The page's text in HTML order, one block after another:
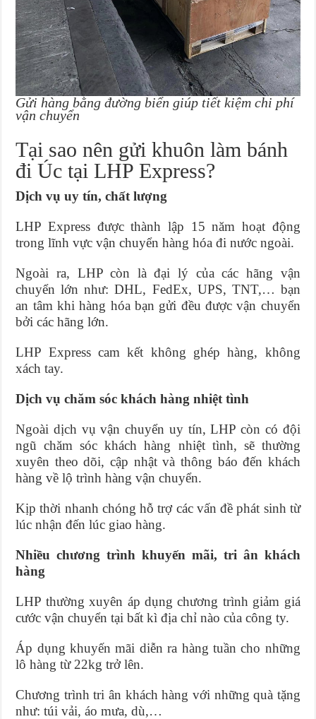
Gửi hàng bằng đường biển giúp tiết kiệm chi phí
vận chuyển
Tại sao nên gửi khuôn làm bánh
đi Úc tại LHP Express?
Dịch vụ uy tín, chất lượng
LHP Express được thành lập 15 năm hoạt động
trong lĩnh vực vận chuyển hàng hóa đi nước ngoài.
Ngoài ra, LHP còn là đại lý của các hãng vận
chuyển lớn như: DHL, FedEx, UPS, TNT,… bạn
an tâm khi hàng hóa bạn gửi đều được vận chuyển
bởi các hãng lớn.
LHP Express cam kết không ghép hàng, không
xách tay.
Dịch vụ chăm sóc khách hàng nhiệt tình
Ngoài dịch vụ vận chuyển uy tín, LHP còn có đội
ngũ chăm sóc khách hàng nhiệt tình, sẽ thường
xuyên theo dõi, cập nhật và thông báo đến khách
hàng về lộ trình hàng vận chuyển.
Kịp thời nhanh chóng hỗ trợ các vấn đề phát sinh từ
lúc nhận đến lúc giao hàng.
Nhiều chương trình khuyến mãi, tri ân khách
hàng
LHP thường xuyên áp dụng chương trình giảm giá
cước vận chuyển tại bất kì địa chỉ nào của công ty.
Áp dụng khuyến mãi diễn ra hàng tuần cho những
lô hàng từ 22kg trở lên.
Chương trình tri ân khách hàng với những quà tặng
như: túi vải, áo mưa, dù,…